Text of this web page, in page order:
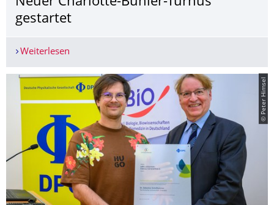
gestartet
Weiterlesen
© Peter Himsel